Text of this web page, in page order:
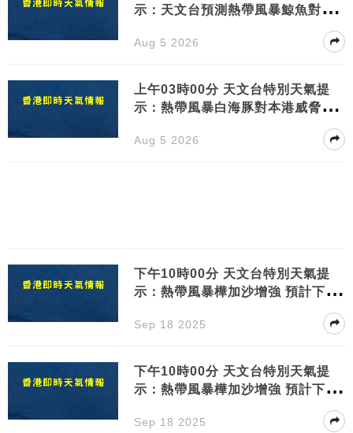
示：天文台預測熱帶風暴鯨魚對本
Aug 5 2026
上午03時00分 天文台特別天氣提
示：熱帶風暴白海豚對本港威脅不
Aug 5 2026
下午10時00分 天文台特別天氣提
示：熱帶風暴樺加沙增強 預計下週
初進入南海北部 華南沿岸需防範風
暴潮及水浸
Sep 18 2025
下午10時00分 天文台特別天氣提
示：熱帶風暴樺加沙增強 預計下週
初進入南海北部 華南沿岸需防範風
暴潮及水浸
Sep 18 2025